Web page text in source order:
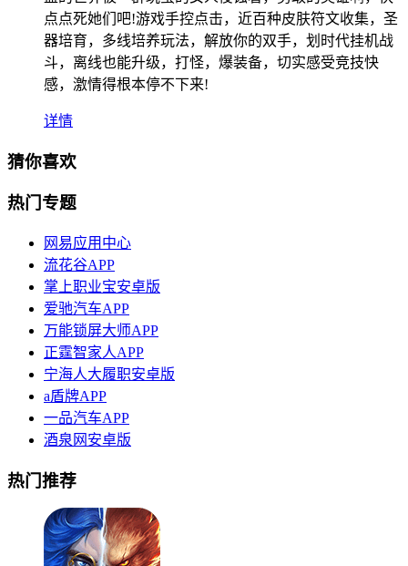
点点死她们吧!游戏手控点击，近百种皮肤符文收集，圣
器培育，多线培养玩法，解放你的双手，划时代挂机战
斗，离线也能升级，打怪，爆装备，切实感受竞技快
感，激情得根本停不下来!
详情
猜你喜欢
热门专题
网易应用中心
流花谷APP
掌上职业宝安卓版
爱驰汽车APP
万能锁屏大师APP
正霆智家人APP
宁海人大履职安卓版
a盾牌APP
一品汽车APP
酒泉网安卓版
热门推荐